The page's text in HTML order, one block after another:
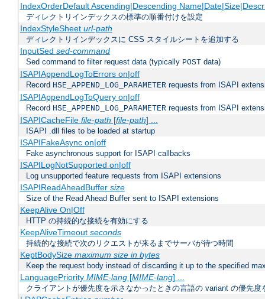
IndexOrderDefault Ascending|Descending
ディレクトリインデックスの標準の順番付けを設定
IndexStyleSheet url-path
ディレクトリインデックスに CSS スタイルシートを追加する
InputSed sed-command
Sed command to filter request data (typically POST data)
ISAPIAppendLogToErrors on|off
Record HSE_APPEND_LOG_PARAMETER requests from ISAPI
ISAPIAppendLogToQuery on|off
Record HSE_APPEND_LOG_PARAMETER requests from ISAPI
ISAPICacheFile file-path [file-path] ...
ISAPI .dll files to be loaded at startup
ISAPIFakeAsync on|off
Fake asynchronous support for ISAPI callbacks
ISAPILogNotSupported on|off
Log unsupported feature requests from ISAPI extensions
ISAPIReadAheadBuffer size
Size of the Read Ahead Buffer sent to ISAPI extensions
KeepAlive On|Off
HTTP の持続的な接続を有効にする
KeepAliveTimeout seconds
持続的な接続で次のリクエストが来るまでサーバが待つ時間
KeptBodySize maximum size in bytes
Keep the request body instead of discarding it up to the specified
LanguagePriority MIME-lang[MIME-lang] ...
クライアントが優先度を示さなかったときの言語の variant の優先度